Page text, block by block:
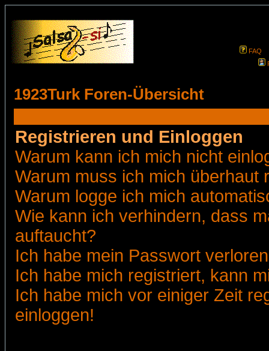
FAQ
1923Turk Foren-Übersicht
Registrieren und Einloggen
Warum kann ich mich nicht
Warum muss ich mich überhaut
Warum logge ich mich
Wie kann ich verhindern, dass
auftaucht?
Ich habe mein Passwort
Ich habe mich registriert, kann
Ich habe mich vor einiger Zeit
einloggen!